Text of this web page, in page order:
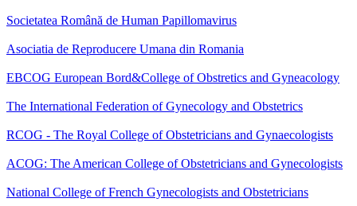
Societatea Română de Human Papillomavirus
Asociatia de Reproducere Umana din Romania
EBCOG European Bord&College of Obstretics and Gyneacology
The International Federation of Gynecology and Obstetrics
RCOG - The Royal College of Obstetricians and Gynaecologists
ACOG: The American College of Obstetricians and Gynecologists
National College of French Gynecologists and Obstetricians